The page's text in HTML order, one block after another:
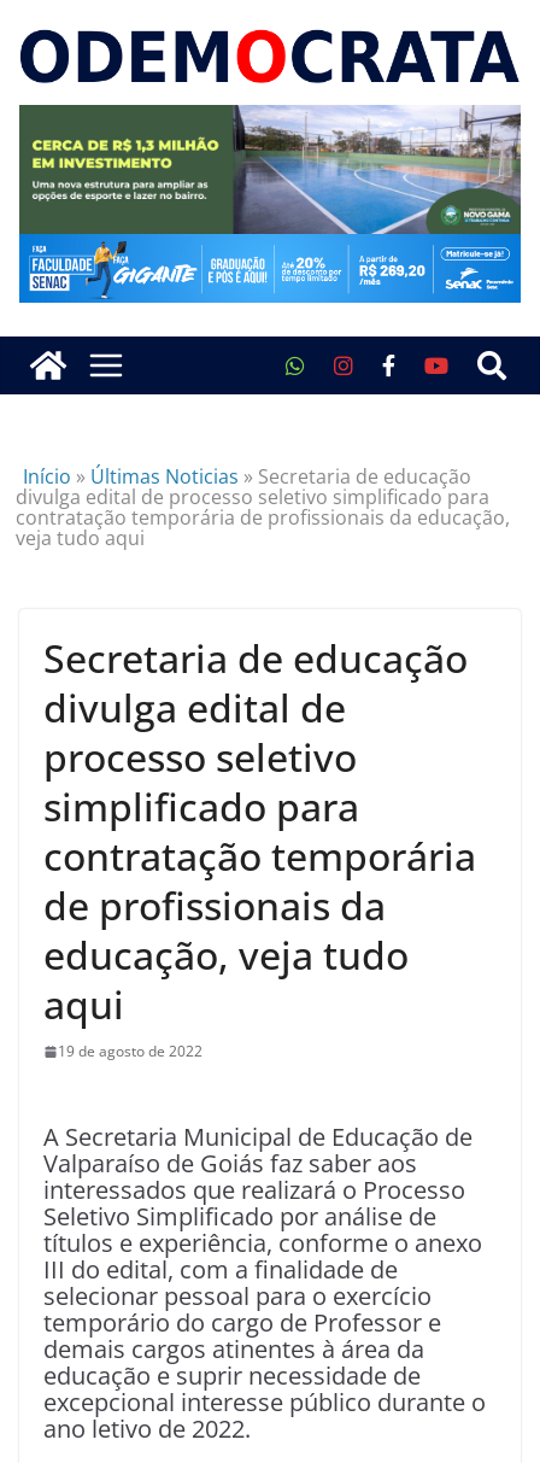
Início » Últimas Noticias » Secretaria de educação
divulga edital de processo seletivo simplificado para
contratação temporária de profissionais da educação,
veja tudo aqui
Secretaria de educação
divulga edital de
processo seletivo
simplificado para
contratação temporária
de profissionais da
educação, veja tudo
aqui
19 de agosto de 2022
A Secretaria Municipal de Educação de
Valparaíso de Goiás faz saber aos
interessados que realizará o Processo
Seletivo Simplificado por análise de
títulos e experiência, conforme o anexo
III do edital, com a finalidade de
selecionar pessoal para o exercício
temporário do cargo de Professor e
demais cargos atinentes à área da
educação e suprir necessidade de
excepcional interesse público durante o
ano letivo de 2022.